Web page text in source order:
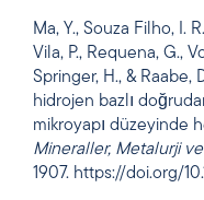
Ma, Y., Souza Filho, I.
Vila, P., Requena, G.,
Springer, H., & Raabe,
hidrojen bazlı
mikroyapı düzeyinde
Mineraller, Metalurji
1907. https://